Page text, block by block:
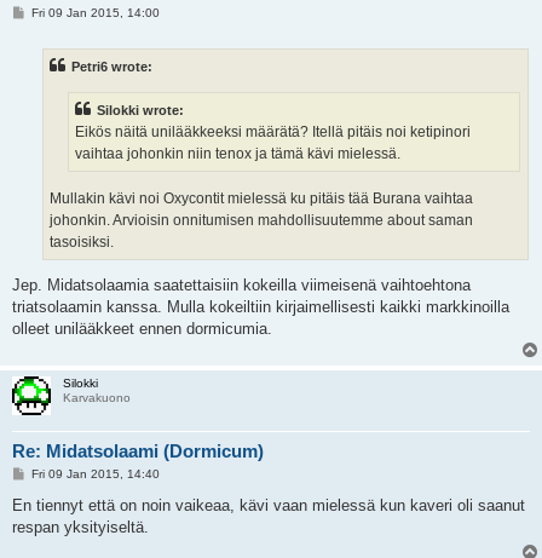
PFri 09 Jan 2015, 14:00
Petri6 wrote:
Silokki wrote:
Eikös näitä unilääkkeeksi määrätä? Itellä pitäis noi ketipinori
vaihtaa johonkin niin tenox ja tämä kävi mielessä.
Mullakin kävi noi Oxycontit mielessä ku pitäis tää Burana vaihtaa
johonkin. Arvioisin onnitumisen mahdollisuutemme about saman
tasoisiksi.
Jep. Midatsolaamia saatettaisiin kokeilla viimeisenä vaihtoehtona
triatsolaamin kanssa. Mulla kokeiltiin kirjaimellisesti kaikki markkinoilla
olleet unilääkkeet ennen dormicumia.
Silokki
Karvakuono
Re: Midatsolaami (Dormicum)
P
s
Fri 09 Jan 2015, 14:40
En tiennyt että on noin vaikeaa, kävi vaan mielessä kun kaveri oli saanut
respan yksityiseltä.